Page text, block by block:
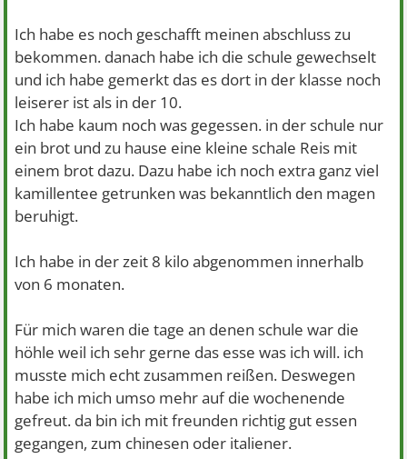
Ich habe es noch geschafft meinen abschluss zu
bekommen. danach habe ich die schule gewechselt
und ich habe gemerkt das es dort in der klasse noch
leiserer ist als in der 10.
Ich habe kaum noch was gegessen. in der schule nur
ein brot und zu hause eine kleine schale Reis mit
einem brot dazu. Dazu habe ich noch extra ganz viel
kamillentee getrunken was bekanntlich den magen
beruhigt.
Ich habe in der zeit 8 kilo abgenommen innerhalb
von 6 monaten.
Für mich waren die tage an denen schule war die
höhle weil ich sehr gerne das esse was ich will. ich
musste mich echt zusammen reißen. Deswegen
habe ich mich umso mehr auf die wochenende
gefreut. da bin ich mit freunden richtig gut essen
gegangen, zum chinesen oder italiener.